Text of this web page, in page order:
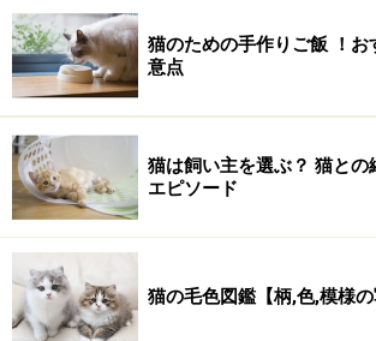
猫が肥満かどうかの判断基準
猫の適正体重とは、成熟してから1歳前
手術前の体重のことです。しかし、成
かる猫種もありますので、全てには当て
猫の適正体重は、それぞれの個体の体
かなりの違いがありますが、適正体重を
と身体に悪影響が出始めるので肥満と判
猫のための手作りご飯 ！お
意点
猫は飼い主を選ぶ？ 猫との
エピソード
猫の毛色図鑑【柄,色,模様の